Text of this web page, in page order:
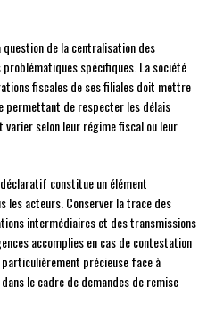
question de la centralisation des
spécifiques. La société
fiscales de ses filiales doit mettre
permettant de respecter les délais
selon leur régime fiscal ou leur
constitue un élément
les acteurs. Conserver la trace des
intermédiaires et des transmissions
accomplies en cas de contestation
précieuse face à
le cadre de demandes de remise